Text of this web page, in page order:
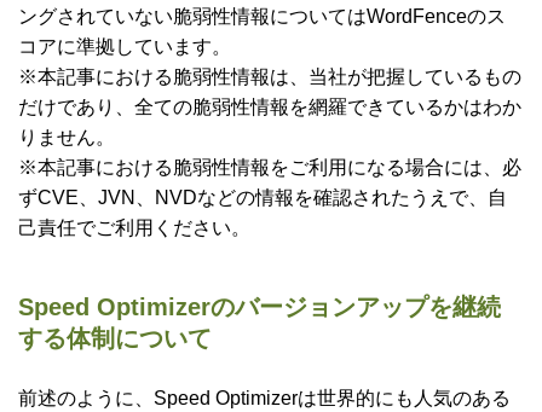
ングされていない脆弱性情報についてはWordFenceのス
コアに準拠しています。
※本記事における脆弱性情報は、当社が把握しているもの
だけであり、全ての脆弱性情報を網羅できているかはわか
りません。
※本記事における脆弱性情報をご利用になる場合には、必
ずCVE、JVN、NVDなどの情報を確認されたうえで、自
己責任でご利用ください。
Speed Optimizerのバージョンアップを継続
する体制について
前述のように、Speed Optimizerは世界的にも人気のある